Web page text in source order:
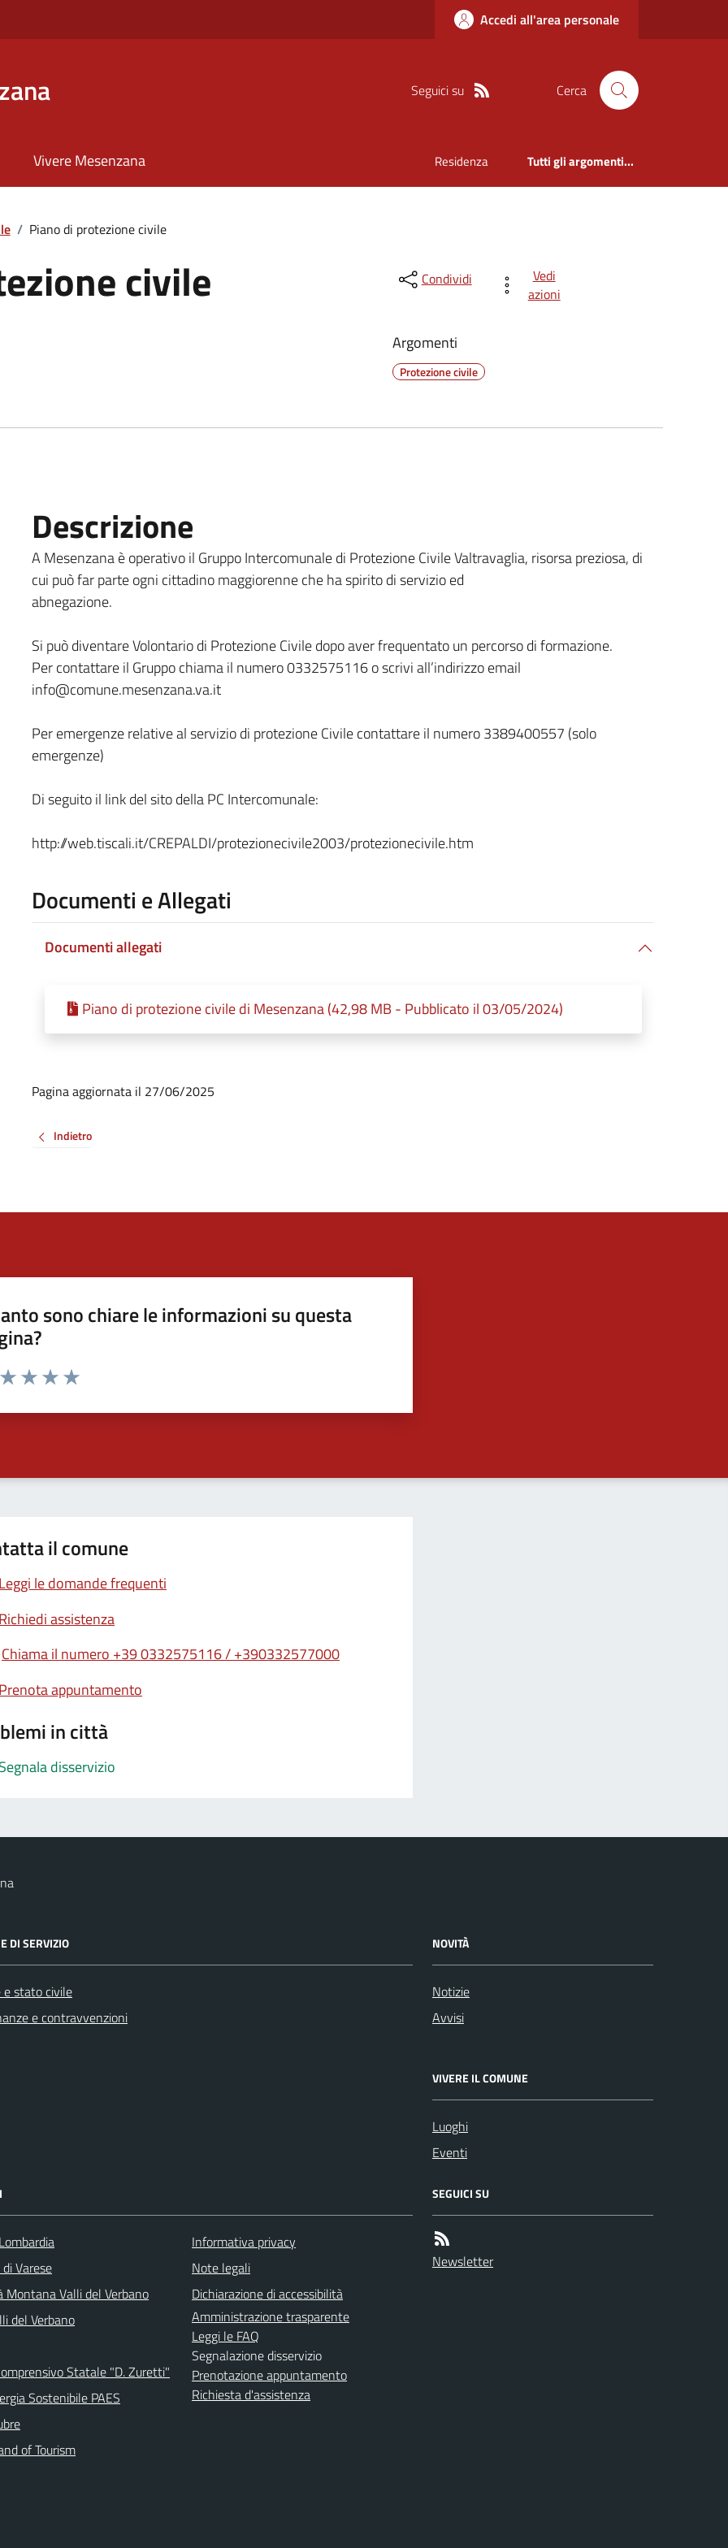
Accedi all'area personale
Seguici su Cerca
Vivere Mesenzana Residenza Tutti gli argomenti...
/ Piano di protezione civile
civile Condividi
Vedi
azioni
Argomenti
Protezione civile
Descrizione
A Mesenzana è operativo il Gruppo Intercomunale di Protezione Civile Valtravaglia, risorsa preziosa, di
cui può far parte ogni cittadino maggiorenne che ha spirito di servizio ed
abnegazione.
Si può diventare Volontario di Protezione Civile dopo aver frequentato un percorso di formazione.
Per contattare il Gruppo chiama il numero 0332575116 o scrivi all’indirizzo email
info@comune.mesenzana.va.it
Per emergenze relative al servizio di protezione Civile contattare il numero 3389400557 (solo
emergenze)
Di seguito il link del sito della PC Intercomunale:
http://web.tiscali.it/CREPALDI/protezionecivile2003/protezionecivile.htm
Documenti e Allegati
Documenti allegati
Piano di protezione civile di Mesenzana (42,98 MB - Pubblicato il 03/05/2024)
Pagina aggiornata il 27/06/2025
Indietro
sono chiare le informazioni su questa
da 1 a 5 stelle la pagina
il comune
Leggi le domande frequenti
Richiedi assistenza
Chiama il numero +39 0332575116 / +390332577000
Prenota appuntamento
in città
Segnala disservizio
DI SERVIZIO
e stato civile
e contravvenzioni
NOVITÀ
Notizie
Avvisi
VIVERE IL COMUNE
Luoghi
Eventi
Varese
Montana Valli del Verbano
del Verbano
Statale "D. Zuretti"
Sostenibile PAES
of Tourism
Informativa privacy
Note legali
Dichiarazione di accessibilità
Amministrazione trasparente
Leggi le FAQ
Segnalazione disservizio
Prenotazione appuntamento
Richiesta d'assistenza
SEGUICI SU
Newsletter